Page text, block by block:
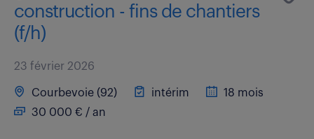
construction - fins de chantiers
(f/h)
23 février 2026
Courbevoie (92) intérim
18 mois
30 000 € / an